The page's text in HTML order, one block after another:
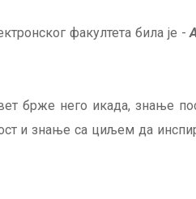
факултета била је -
брже него икада, знање
и знање са циљем да